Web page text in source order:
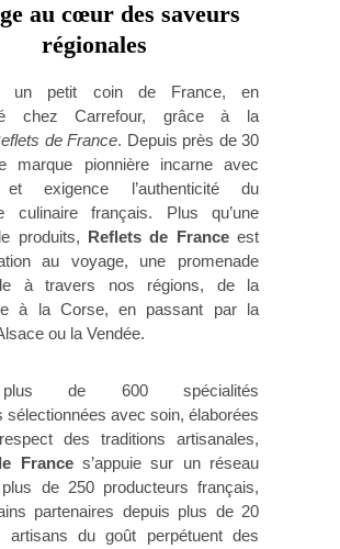
au cœur des saveurs
régionales
un petit coin de France, en
chez Carrefour, grâce à la
de France. Depuis près de 30
marque pionnière incarne avec
et exigence l’authenticité du
culinaire français. Plus qu’une
produits, Reflets de Franceest
au voyage, une promenade
à travers nos régions, de la
à la Corse, en passant par la
ou la Vendée.
de 600 spécialités
sélectionnées avec soin, élaborées
des traditions artisanales,
France s’appuie sur un réseau
de 250 producteurs français,
partenaires depuis plus de 20
artisans du goût perpétuent des